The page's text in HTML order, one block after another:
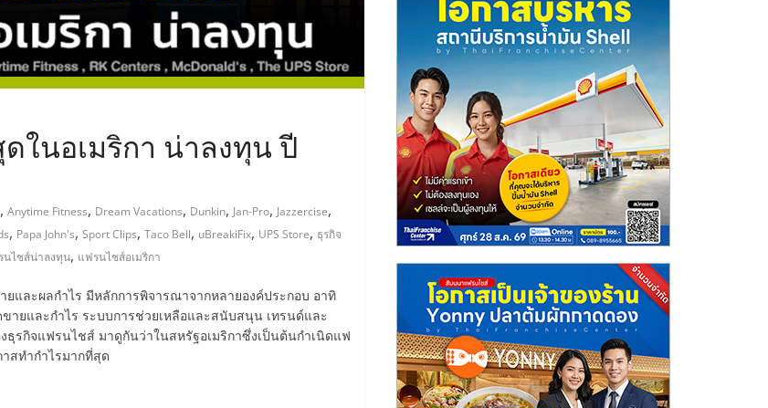
ในอเมริกา น่าลงทุน ปี
, Anytime Fitness, Dream Vacations, Dunkin, Jan-Pro, Jazzercise,
, Papa John's, Sport Clips, Taco Bell, uBreakiFix, UPS Store, ธุรกิจ
นไชส์น่าลงทุน, แฟรนไชส์อเมริกา
และผลกำไร มีหลักการพิจารณาจากหลายองค์ประกอบ อาทิ
ายและกำไร ระบบการช่วยเหลือและสนับสนุน เทรนด์และ
รกิจแฟรนไชส์ มาดูกันว่าในสหรัฐอเมริกาซึ่งเป็นต้นกำเนิดแฟ
สทำกำไรมากที่สุด